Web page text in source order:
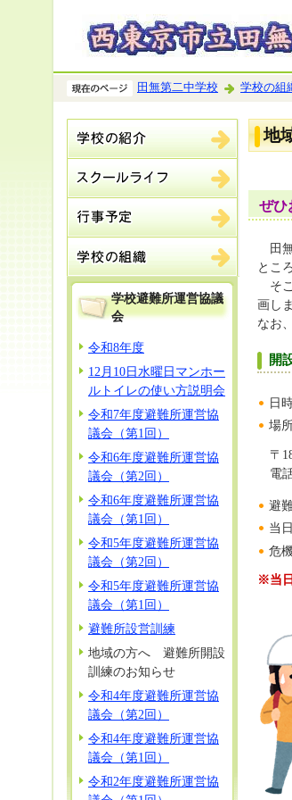
田無第二中学校 学校の組
学校避難所運営協議
会
令和8年度
12月10日水曜日マンホー
ルトイレの使い方説明会
令和7年度避難所運営協
議会（第1回）
令和6年度避難所運営協
議会（第2回）
令和6年度避難所運営協
議会（第1回）
令和5年度避難所運営協
議会（第2回）
令和5年度避難所運営協
議会（第1回）
避難所設営訓練
地域の方へ 避難所開設
訓練のお知らせ
令和4年度避難所運営協
議会（第2回）
令和4年度避難所運営協
議会（第1回）
令和2年度避難所運営協
地
ぜひ
田
とこ
そ
画し
なお
開
日
場
〒
電
避
当
危
※当